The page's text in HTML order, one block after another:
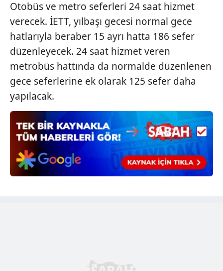
Otobüs ve metro seferleri 24 saat hizmet
verecek. İETT, yılbaşı gecesi normal gece
hatlarıyla beraber 15 ayrı hatta 186 sefer
düzenleyecek. 24 saat hizmet veren
metrobüs hattında da normalde düzenlenen
gece seferlerine ek olarak 125 sefer daha
yapılacak.